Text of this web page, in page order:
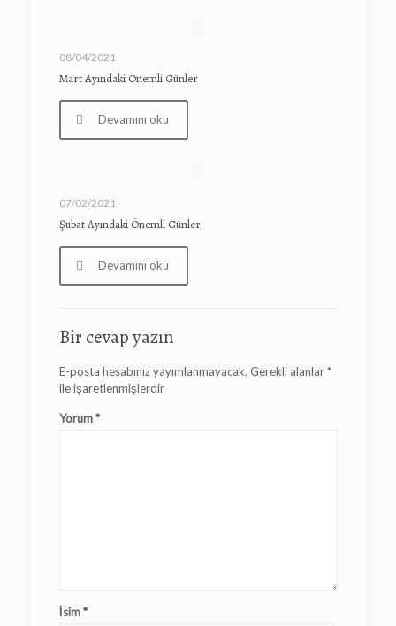
08/04/2021
Mart Ayındaki Önemli Günler
Devamını oku
07/02/2021
Şubat Ayındaki Önemli Günler
Devamını oku
Bir cevap yazın
E-posta hesabınız yayımlanmayacak. Gerekli alanlar*
ile işaretlenmişlerdir
Yorum*
İsim*